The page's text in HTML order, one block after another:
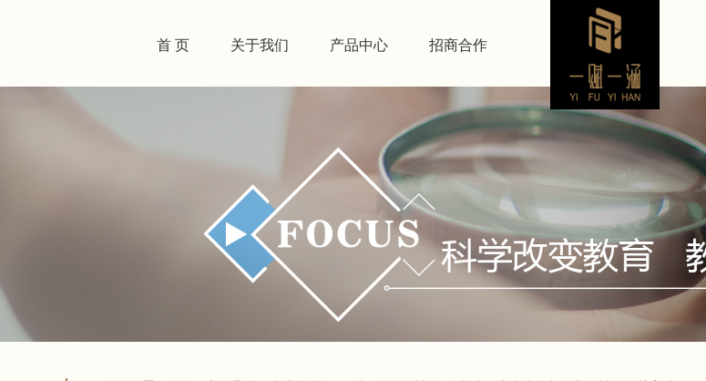
首 页 关于我们 产品中心 招商合作